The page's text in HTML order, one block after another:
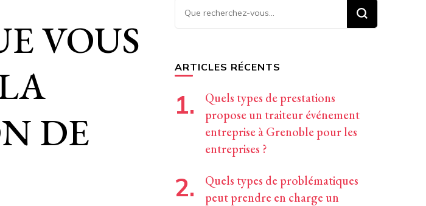
VOUS
DE
Vous
recherchiez
ARTICLES RÉCENTS
Quels types de prestations
propose un traiteur événement
entreprise à Grenoble pour les
entreprises ?
Quels types de problématiques
peut prendre en charge un